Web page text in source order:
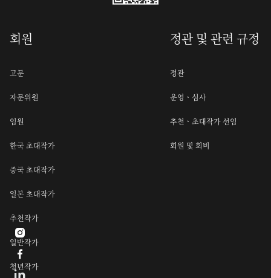
회원
고문
자문위원
임원
한국 초대작가
중국 초대작가
일본 초대작가
추천작가
일반작가
청년작가
정관 및 관련 규정
정관
운영ㆍ심사
추천ㆍ초대작가 선임
회원 및 회비

